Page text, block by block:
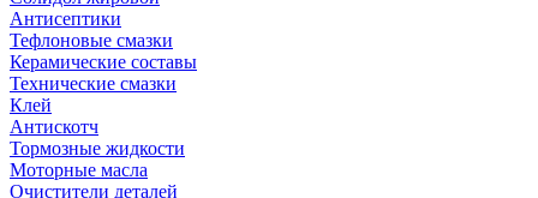
Антисептики
Тефлоновые смазки
Керамические составы
Технические смазки
Клей
Антискотч
Тормозные жидкости
Моторные масла
Очистители деталей